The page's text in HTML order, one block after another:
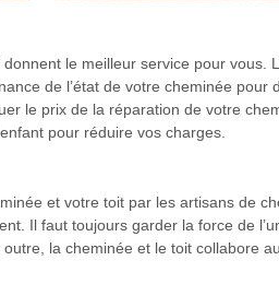
le meilleur service pour vous.
de l’état de votre cheminée
le prix de la réparation de votre
pour réduire vos charges.
et votre toit par les artisans de
Il faut toujours garder la force de
la cheminée et le toit collabore